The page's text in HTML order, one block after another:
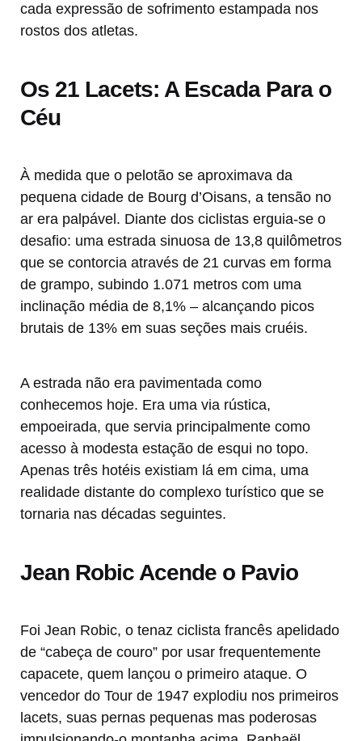
cada expressão de sofrimento estampada nos
rostos dos atletas.
Os 21 Lacets: A Escada Para o
Céu
À medida que o pelotão se aproximava da
pequena cidade de Bourg d’Oisans, a tensão no
ar era palpável. Diante dos ciclistas erguia-se o
desafio: uma estrada sinuosa de 13,8 quilômetros
que se contorcia através de 21 curvas em forma
de grampo, subindo 1.071 metros com uma
inclinação média de 8,1% – alcançando picos
brutais de 13% em suas seções mais cruéis.
A estrada não era pavimentada como
conhecemos hoje. Era uma via rústica,
empoeirada, que servia principalmente como
acesso à modesta estação de esqui no topo.
Apenas três hotéis existiam lá em cima, uma
realidade distante do complexo turístico que se
tornaria nas décadas seguintes.
Jean Robic Acende o Pavio
Foi Jean Robic, o tenaz ciclista francês apelidado
de “cabeça de couro” por usar frequentemente
capacete, quem lançou o primeiro ataque. O
vencedor do Tour de 1947 explodiu nos primeiros
lacets, suas pernas pequenas mas poderosas